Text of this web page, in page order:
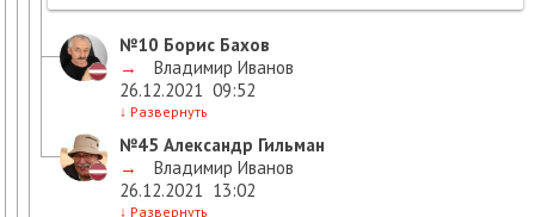
№10 Борис Бахов
→
Владимир Иванов
26.12.2021 09:52
↓ Развернуть
№45 Александр Гильман
→
Владимир Иванов
26.12.2021 13:02
↓ Развернуть